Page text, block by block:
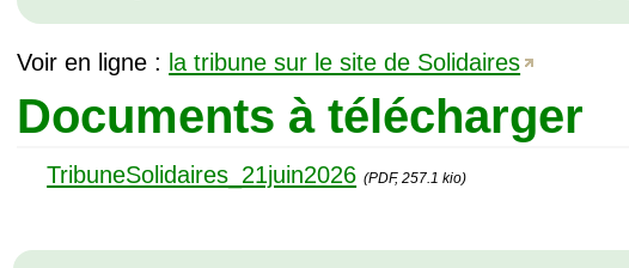
Voir en ligne : la tribune sur le site de Solidaires
Documents à télécharger
TribuneSolidaires_21juin2026 (PDF, 257.1 kio)